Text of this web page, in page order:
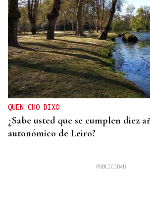
QUEN CHO DIXO
¿Sabe usted que se cumplen diez
autonómico de Leiro?